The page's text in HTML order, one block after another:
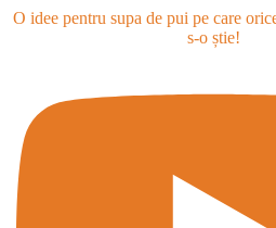
O idee pentru supa de pui pe care
s-o știe!